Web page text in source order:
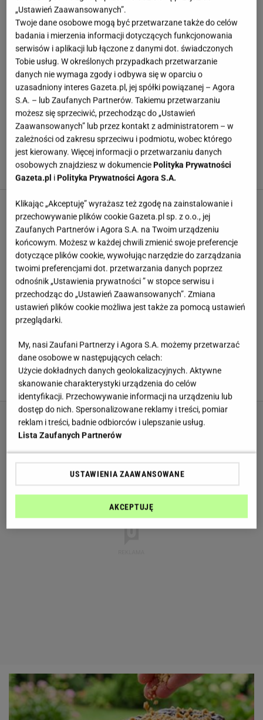
ARTYKUŁ
Nie zawijam już każdego liścia osobno. Układam warstwy i
mam obiad jak klasyczne gołąbki
ARTYKUŁ
Nie faszerowane i nie w majonezie. Jajka zięcia chrupią,
jak szalone, będę robić częściej
„Ustawień Zaawansowanych”.
Twoje dane osobowe mogą być przetwarzane także do celów
badania i mierzenia informacji dotyczących funkcjonowania
serwisów i aplikacji lub łączone z danymi dot. świadczonych
Tobie usług. W określonych przypadkach przetwarzanie
danych nie wymaga zgody i odbywa się w oparciu o
uzasadniony interes Gazeta.pl, jej spółki powiązanej – Agora
S.A. – lub Zaufanych Partnerów. Takiemu przetwarzaniu
możesz się sprzeciwić, przechodząc do „Ustawień
Zaawansowanych” lub przez kontakt z administratorem – w
zależności od zakresu sprzeciwu i podmiotu, wobec którego
jest kierowany. Więcej informacji o przetwarzaniu danych
osobowych znajdziesz w dokumencie Polityka Prywatności
Gazeta.pl i Polityka Prywatności Agora S.A.
Klikając „Akceptuję” wyrażasz też zgodę na zainstalowanie i
przechowywanie plików cookie Gazeta.pl sp. z o.o., jej
Zaufanych Partnerów i Agora S.A. na Twoim urządzeniu
końcowym. Możesz w każdej chwili zmienić swoje preferencje
dotyczące plików cookie, wywołując narzędzie do zarządzania
twoimi preferencjami dot. przetwarzania danych poprzez
odnośnik „Ustawienia prywatności ” w stopce serwisu i
przechodząc do „Ustawień Zaawansowanych”. Zmiana
ustawień plików cookie możliwa jest także za pomocą ustawień
przeglądarki.
My, nasi Zaufani Partnerzy i Agora S.A. możemy przetwarzać
dane osobowe w następujących celach:
Użycie dokładnych danych geolokalizacyjnych. Aktywne
skanowanie charakterystyki urządzenia do celów
identyfikacji. Przechowywanie informacji na urządzeniu lub
dostęp do nich. Spersonalizowane reklamy i treści, pomiar
reklam i treści, badnie odbiorców i ulepszanie usług.
Lista Zaufanych Partnerów
USTAWIENIA ZAAWANSOWANE
AKCEPTUJĘ